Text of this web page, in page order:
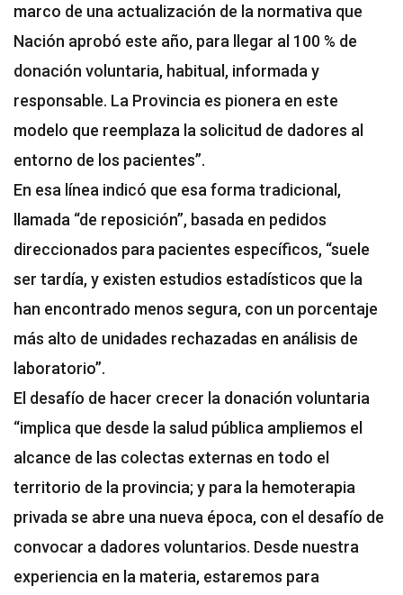
marco de una actualización de la normativa que
Nación aprobó este año, para llegar al 100 % de
donación voluntaria, habitual, informada y
responsable. La Provincia es pionera en este
modelo que reemplaza la solicitud de dadores al
entorno de los pacientes”.
En esa línea indicó que esa forma tradicional,
llamada “de reposición”, basada en pedidos
direccionados para pacientes específicos, “suele
ser tardía, y existen estudios estadísticos que la
han encontrado menos segura, con un porcentaje
más alto de unidades rechazadas en análisis de
laboratorio”.
El desafío de hacer crecer la donación voluntaria
“implica que desde la salud pública ampliemos el
alcance de las colectas externas en todo el
territorio de la provincia; y para la hemoterapia
privada se abre una nueva época, con el desafío de
convocar a dadores voluntarios. Desde nuestra
experiencia en la materia, estaremos para